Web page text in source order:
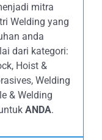
mitra
Welding yang
anda
dari kategori:
Hoist &
Welding
& Welding
ANDA.